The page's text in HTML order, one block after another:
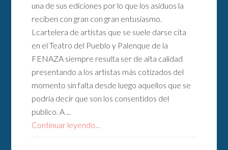
una de sus ediciones por lo que los asiduos la
reciben con gran con gran entusiasmo.
Lcartelera de artistas que se suele darse cita
en el Teatro del Pueblo y Palenque de la
FENAZA siempre resulta ser de alta calidad
presentando a los artistas más cotizados del
momento sin falta desde luego aquellos que se
podría decir que son los consentidos del
publico. A ...
Continuar leyendo...